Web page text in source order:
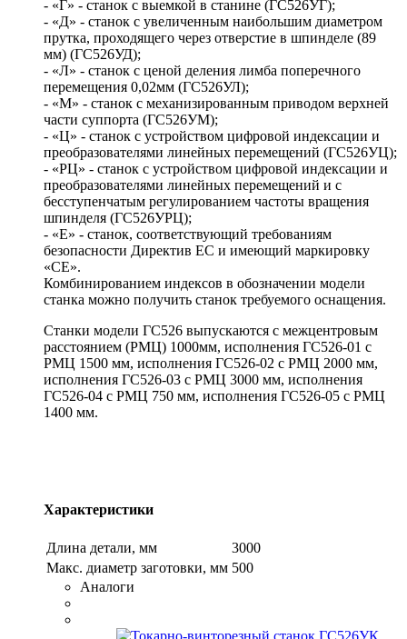
- «Г» - станок с выемкой в станине (ГС526УГ);
- «Д» - станок с увеличенным наибольшим диаметром
прутка, проходящего через отверстие в шпинделе (89
мм) (ГС526УД);
- «Л» - станок с ценой деления лимба поперечного
перемещения 0,02мм (ГС526УЛ);
- «М» - станок с механизированным приводом верхней
части суппорта (ГС526УМ);
- «Ц» - станок с устройством цифровой индексации и
преобразователями линейных перемещений (ГС526УЦ);
- «РЦ» - станок с устройством цифровой индексации и
преобразователями линейных перемещений и с
бесступенчатым регулированием частоты вращения
шпинделя (ГС526УРЦ);
- «Е» - станок, соответствующий требованиям
безопасности Директив ЕС и имеющий маркировку
«СЕ».
Комбинированием индексов в обозначении модели
станка можно получить станок требуемого оснащения.
Станки модели ГС526 выпускаются с межцентровым
расстоянием (РМЦ) 1000мм, исполнения ГС526-01 с
РМЦ 1500 мм, исполнения ГС526-02 с РМЦ 2000 мм,
исполнения ГС526-03 с РМЦ 3000 мм, исполнения
ГС526-04 с РМЦ 750 мм, исполнения ГС526-05 с РМЦ
1400 мм.
Характеристики
Длина детали, мм
3000
Макс. диаметр заготовки, мм 500
Аналоги